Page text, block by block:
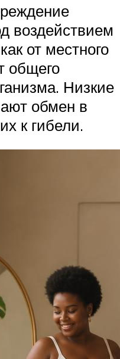
воздействием
от местного
общего
Низкие
обмен в
к гибели.